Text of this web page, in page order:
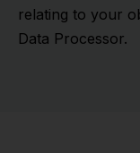
relating to your
Data Processor.